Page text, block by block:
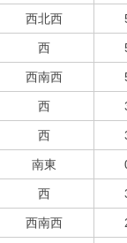
西北西
西
西南西
西
西
南東
西
西南西